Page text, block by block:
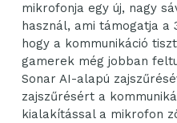
mikrofonja egy új, nagy
használ, ami támogatja a
hogy a kommunikáció
gamerek még jobban
Sonar AI-alapú
zajszűrésért a
kialakítással a mikrofon